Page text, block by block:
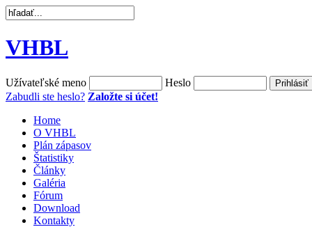
VHBL
Užívateľské meno
Heslo
Zabudli ste heslo? Založte si účet!
Home
O VHBL
Plán zápasov
Štatistiky
Články
Galéria
Fórum
Download
Kontakty